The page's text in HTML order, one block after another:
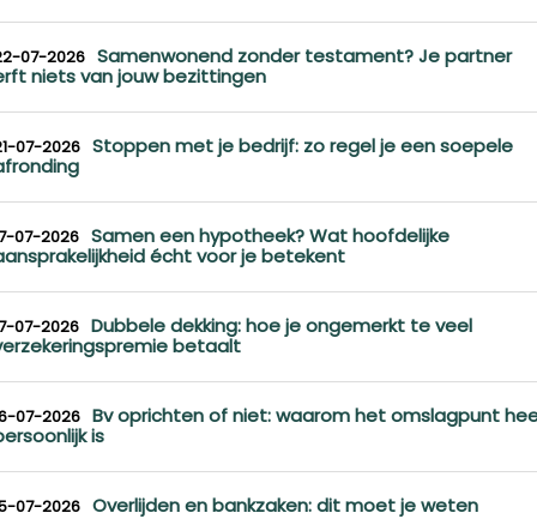
07-2026 Samenwonend zonder testament? Je partner
niets van jouw bezittingen
07-2026 Stoppen met je bedrijf: zo regel je een soepele
07-2026 Samen een hypotheek? Wat hoofdelijke
écht voor je betekent
07-2026 Dubbele dekking: hoe je ongemerkt te veel
betaalt
07-2026 Bv oprichten of niet: waarom het omslagpunt
is
07-2026 Overlijden en bankzaken: dit moet je weten